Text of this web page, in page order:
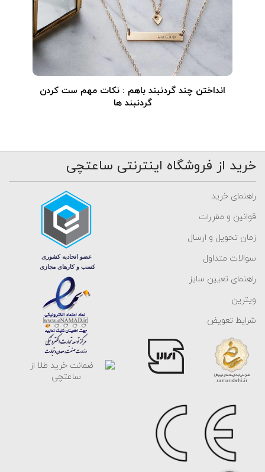
انداختن چند گردنبند باهم : نکات مهم ست کردن
گردنبند ها
خرید از فروشگاه اینترنتی ساعتچی
راهنمای خرید
قوانین و مقررات
زمان تحویل و ارسال
سوالات متداول
راهنمای تعیین سایز
ویترین
شرایط تعویض